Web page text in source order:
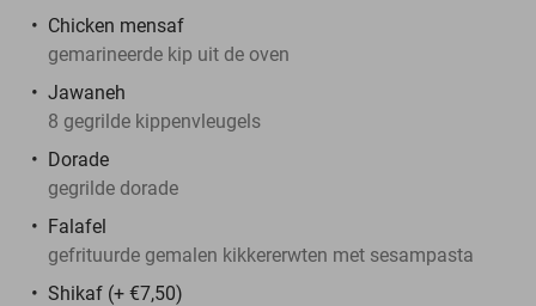
Chicken mensaf
gemarineerde kip uit de oven
Jawaneh
8 gegrilde kippenvleugels
Dorade
gegrilde dorade
Falafel
gefrituurde gemalen kikkererwten met sesampasta
Shikaf (+ €7,50)